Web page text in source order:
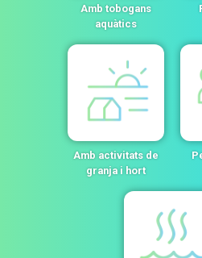
Amb tobogans
aquàtics
Amb activitats de
granja i hort